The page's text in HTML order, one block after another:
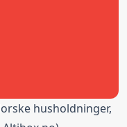
husholdninger,